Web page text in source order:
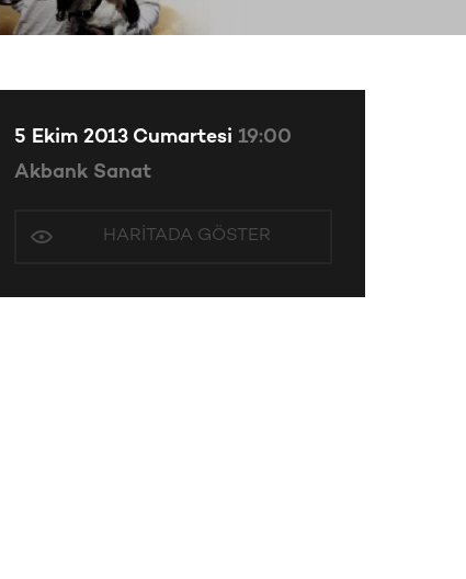
5 Ekim 2013 Cumartesi 19:00
Akbank Sanat
HARITADA GÖSTER